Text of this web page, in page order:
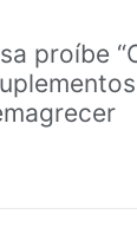
proíbe